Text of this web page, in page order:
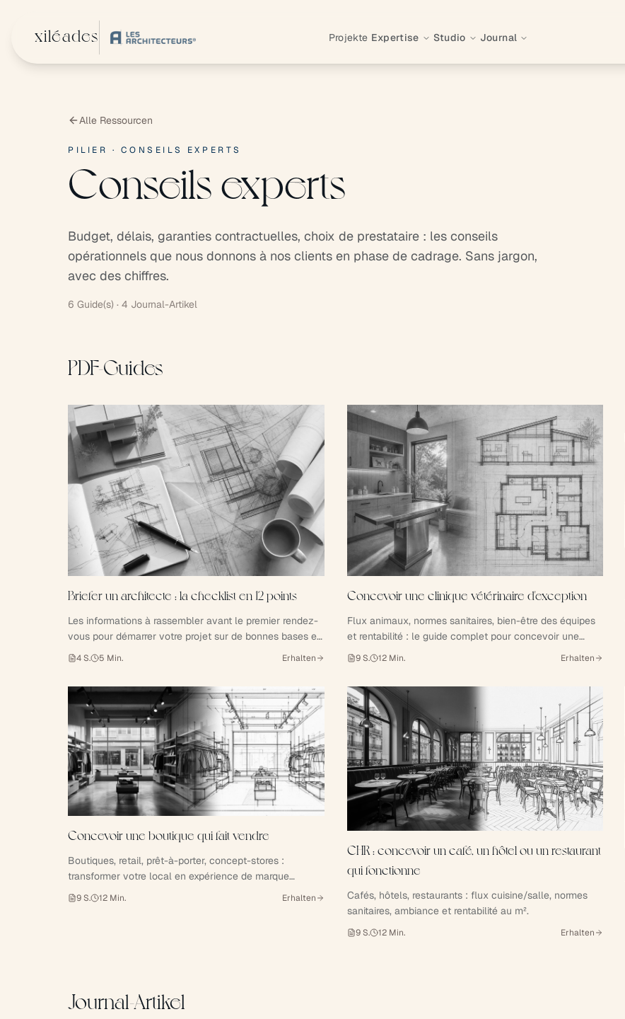
xiléades
Projekte Expertise Studio Journal
Alle Ressourcen
PILIER · CONSEILS EXPERTS
Conseils experts
Budget, délais, garanties contractuelles, choix de prestataire : les conseils
opérationnels que nous donnons à nos clients en phase de cadrage. Sans jargon,
avec des chiffres.
6 Guide(s) · 4 Journal-Artikel
PDF-Guides
Briefer un architecte : la checklist en 12 points
Les informations à rassembler avant le premier rendez-
vous pour démarrer votre projet sur de bonnes bases et
économiser plusieurs semaines d'allers-retours.
4S. 5 Min. Erhalten
Concevoir une clinique vétérinaire d'exception
Flux animaux, normes sanitaires, bien-être des équipes
et rentabilité : le guide complet pour concevoir une
clinique vétérinaire performante, par les architectes
9 S. 12 Min. Erhalten
Concevoir une boutique qui fait vendre
Boutiques, retail, prêt-à-porter, concept-stores :
transformer votre local en expérience de marque
rentable.
9S. 12 Min. Erhalten
CHR : concevoir un café, un hôtel ou un restaurant
qui fonctionne
Cafés, hôtels, restaurants : flux cuisine/salle, normes
sanitaires, ambiance et rentabilité au m².
9 S. 12 Min. Erhalten
Journal-Artikel